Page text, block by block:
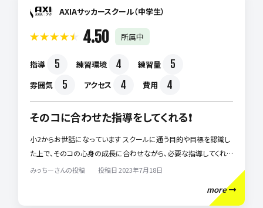
AXIAサッカースクール（中学生）
4.50 所属中
指導 5 練習環境 4 練習量 5
雰囲気 5 アクセス 4 費用 4
そのコに合わせた指導をしてくれる❗️
小2からお世話になっています スクールに通う目的や目標を認識し
た上で、そのコの心身の成長に合わせながら、必要な指導してくれま
す。また、コーチから子供に対してこうなって欲しいという思いもある
と思いもあると思いますが、決して押し付けるような指導をしないの
みっちーさんの投稿 投稿日 2023年7月18日
more